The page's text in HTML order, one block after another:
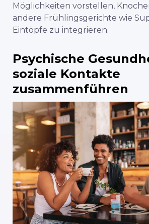
Möglichkeiten vorstellen,
andere Frühlingsgerichte wie
Eintöpfe zu integrieren.
Psychische
soziale Kontakte
zusammenführen